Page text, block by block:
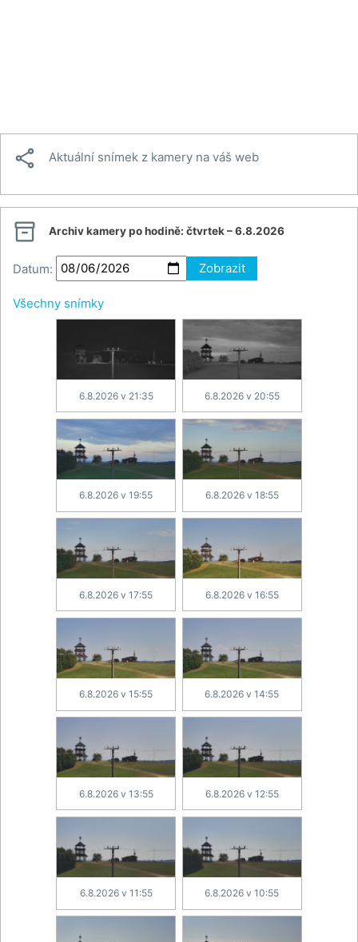
 Aktuální snímek z kamery na váš web
 Archiv kamery po hodině: čtvrtek – 6.8.2026
Datum: Zobrazit
Všechny snímky
6.8.2026 v 21:35 6.8.2026 v 20:55
6.8.2026 v 19:55 6.8.2026 v 18:55
6.8.2026 v 17:55 6.8.2026 v 16:55
6.8.2026 v 15:55 6.8.2026 v 14:55
6.8.2026 v 13:55 6.8.2026 v 12:55
6.8.2026 v 11:55 6.8.2026 v 10:55